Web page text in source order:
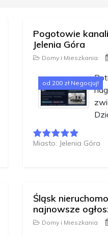
Pogotowie
Jelenia Góra
Domy i Mieszkania
od 200 zł Negocjuj!
Miasto: Jelenia Góra
Śląsk
najnowsze
Domy i Mieszkania